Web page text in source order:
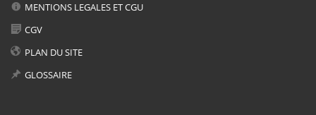
MENTIONS LEGALES ET CGU
CGV
PLAN DU SITE
GLOSSAIRE